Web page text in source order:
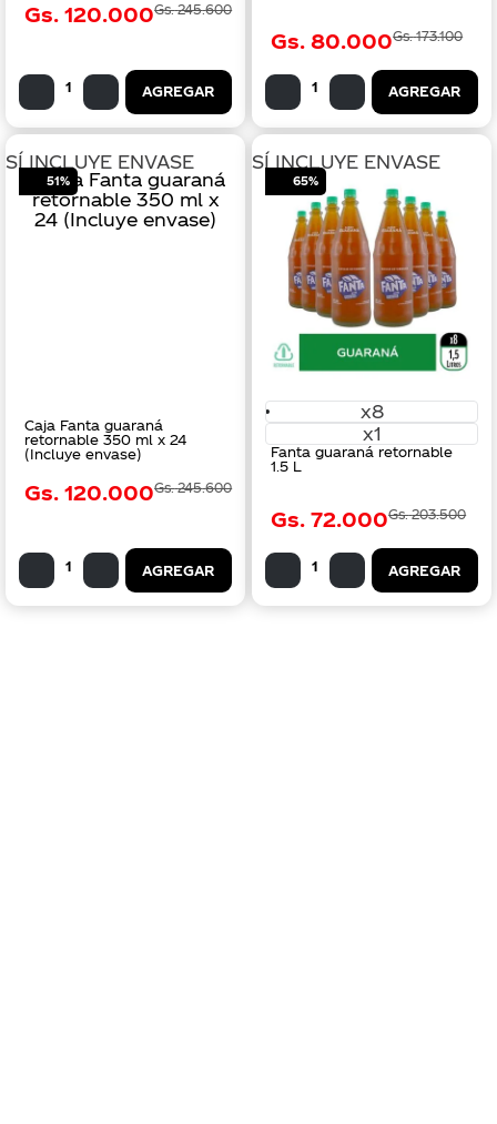
Gs. 120.000Gs. 245.600
AGREGAR
Gs. 80.000Gs. 173.100
AGREGAR
SÍ INCLUYE ENVASE
51%
Caja Fanta guaraná
retornable 350 ml x 24
(Incluye envase)
Gs. 120.000Gs. 245.600
AGREGAR
SÍ INCLUYE ENVASE
x8
x1
65%
Fanta guaraná retornable
1.5 L
Gs. 72.000Gs. 203.500
AGREGAR